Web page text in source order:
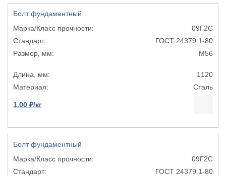
Болт фундаментный
09Г2С
ГОСТ 24379.1-80
М56
1120
Сталь
1.00 ₽/кг
Болт фундаментный
09Г2С
ГОСТ 24379.1-80